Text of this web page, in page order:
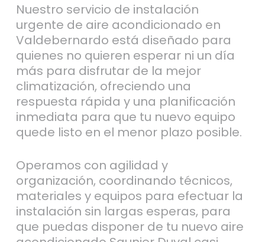
Nuestro servicio de instalación
urgente de aire acondicionado en
Valdebernardo está diseñado para
quienes no quieren esperar ni un día
más para disfrutar de la mejor
climatización, ofreciendo una
respuesta rápida y una planificación
inmediata para que tu nuevo equipo
quede listo en el menor plazo posible.
Operamos con agilidad y
organización, coordinando técnicos,
materiales y equipos para efectuar la
instalación sin largas esperas, para
que puedas disponer de tu nuevo aire